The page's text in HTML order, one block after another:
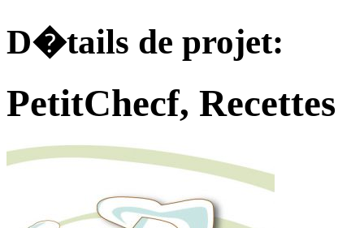
D�tails de projet:
PetitChecf, Recettes